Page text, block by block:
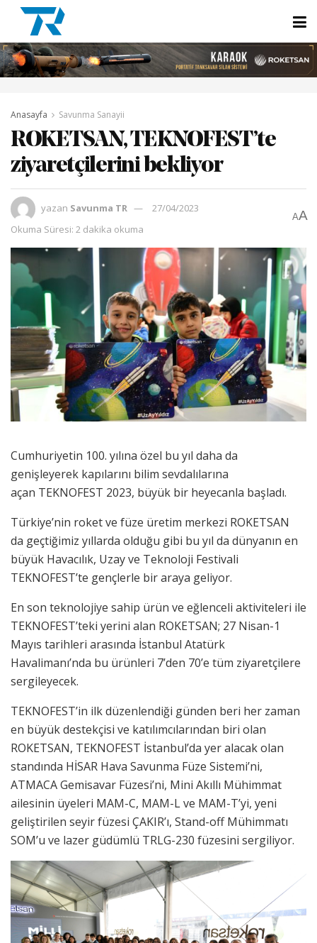
Anasayfa Savunma Sanayii
ROKETSAN, TEKNOFEST’te
ziyaretçilerini bekliyor
yazan Savunma TR
27/04/2023
Okuma Süresi: 2 dakika okuma
AA
Cumhuriyetin 100. yılına özel bu yıl daha da
genişleyerek kapılarını bilim sevdalılarına
açan TEKNOFEST 2023, büyük bir heyecanla başladı.
Türkiye’nin roket ve füze üretim merkezi ROKETSAN
da geçtiğimiz yıllarda olduğu gibi bu yıl da dünyanın en
büyük Havacılık, Uzay ve Teknoloji Festivali
TEKNOFEST’te gençlerle bir araya geliyor.
En son teknolojiye sahip ürün ve eğlenceli aktiviteleri ile
TEKNOFEST’teki yerini alan ROKETSAN; 27 Nisan-1
Mayıs tarihleri arasında İstanbul Atatürk
Havalimanı’nda bu ürünleri 7’den 70’e tüm ziyaretçilere
sergileyecek.
TEKNOFEST’in ilk düzenlendiği günden beri her zaman
en büyük destekçisi ve katılımcılarından biri olan
ROKETSAN, TEKNOFEST İstanbul’da yer alacak olan
standında HİSAR Hava Savunma Füze Sistemi’ni,
ATMACA Gemisavar Füzesi’ni, Mini Akıllı Mühimmat
ailesinin üyeleri MAM-C, MAM-L ve MAM-T’yi, yeni
geliştirilen seyir füzesi ÇAKIR’ı, Stand-off Mühimmatı
SOM’u ve lazer güdümlü TRLG-230 füzesini sergiliyor.